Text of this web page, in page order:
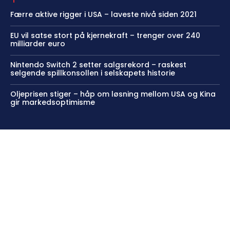
Færre aktive rigger i USA – laveste nivå siden 2021
EU vil satse stort på kjernekraft – trenger over 240
milliarder euro
Nintendo Switch 2 setter salgsrekord – raskest
selgende spillkonsollen i selskapets historie
Oljeprisen stiger – håp om løsning mellom USA og Kina
gir markedsoptimisme